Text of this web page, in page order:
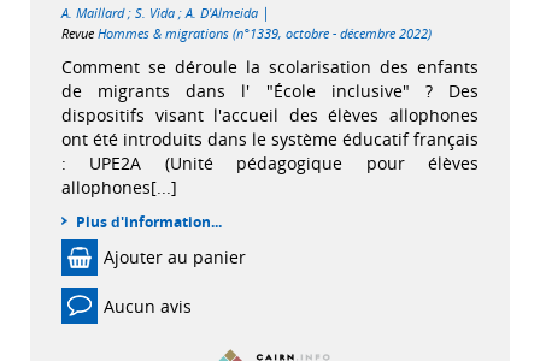
A. Maillard; S. Vida ; A. D'Almeida |
Revue Hommes & migrations (n°1339, octobre - décembre 2022)
Comment se déroule la scolarisation des enfants
de migrants dans l' "École inclusive" ? Des
dispositifs visant l'accueil des élèves allophones
ont été introduits dans le système éducatif français
: UPE2A (Unité pédagogique pour élèves
allophones[...]
Plus d'information...
Ajouter au panier
Aucun avis